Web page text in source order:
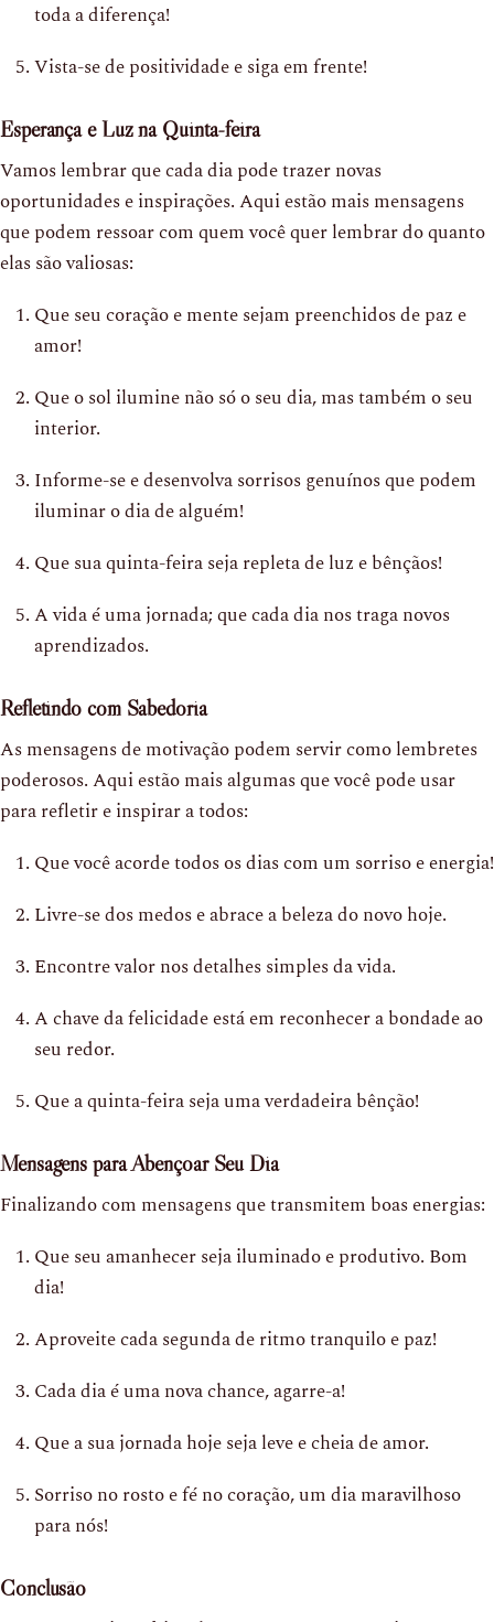
toda a diferença!
Vista-se de positividade e siga em frente!
Esperança e Luz na Quinta-feira
Vamos lembrar que cada dia pode trazer novas
oportunidades e inspirações. Aqui estão mais mensagens
que podem ressoar com quem você quer lembrar do quanto
elas são valiosas:
Que seu coração e mente sejam preenchidos de paz e
amor!
Que o sol ilumine não só o seu dia, mas também o seu
interior.
Informe-se e desenvolva sorrisos genuínos que podem
iluminar o dia de alguém!
Que sua quinta-feira seja repleta de luz e bênçãos!
A vida é uma jornada; que cada dia nos traga novos
aprendizados.
Refletindo com Sabedoria
As mensagens de motivação podem servir como lembretes
poderosos. Aqui estão mais algumas que você pode usar
para refletir e inspirar a todos:
Que você acorde todos os dias com um sorriso e energia!
Livre-se dos medos e abrace a beleza do novo hoje.
Encontre valor nos detalhes simples da vida.
A chave da felicidade está em reconhecer a bondade ao
seu redor.
Que a quinta-feira seja uma verdadeira bênção!
Mensagens para Abençoar Seu Dia
Finalizando com mensagens que transmitem boas energias:
Que seu amanhecer seja iluminado e produtivo. Bom
dia!
Aproveite cada segunda de ritmo tranquilo e paz!
Cada dia é uma nova chance, agarre-a!
Que a sua jornada hoje seja leve e cheia de amor.
Sorriso no rosto e fé no coração, um dia maravilhoso
para nós!
Conclusão